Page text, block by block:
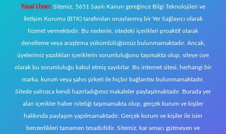
Yasal Uyarı: Sitemiz, 5651 Sayılı Kanun gereğince Bilgi Teknolojileri ve
İletişim Kurumu (BTK) tarafından onaylanmış bir Yer Sağlayıcı olarak
hizmet vermektedir. Bu nedenle, sitedeki içerikleri proaktif olarak
denetleme veya araştırma yükümlülüğümüz bulunmamaktadır. Ancak,
üyelerimiz yazdıkları içeriklerin sorumluluğunu taşımakta olup, siteye üye
olarak bu sorumluluğu kabul etmiş sayılırlar. Bu internet sitesi, herhangi bir
marka, kurum veya şahıs şirketi ile hiçbir bağlantısı bulunmamaktadır.
Sitede yalnızca kendi hazırladığımız makaleler paylaşılmaktadır. Burada yer
alan içerikler haber niteliği taşımamakta olup, gerçek kurum ve kişiler
hakkında paylaşım yapılmamaktadır. Gerçek kurum ve kişiler ile isim
benzerlikleri tamamen tesadüfidir. Sitemiz, kar amacı gütmeyen ve